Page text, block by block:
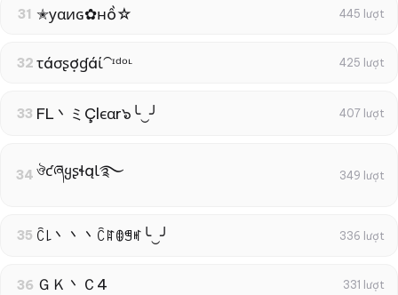
31 ✭уαиɢ✿нồ☆ 445 lượt
32 τáσʂợɠáί⁀ᶦᵈᵒᶫ 425 lượt
33 FL丶ミÇlєαr๖╰‿╯ 407 lượt
34 ঔƈཞყʂɬąƖ࿐ 349 lượt
35 ꉓ꒒丶丶丶ꉓꍏꂦꁅꎭ╰‿╯ 336 lượt
36 ＧＫ丶Ｃ4 331 lượt